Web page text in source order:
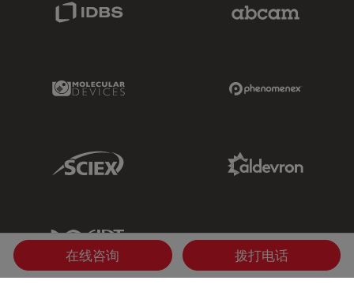
Molecular Devices Link
Sciex Link
IDT Link
在线咨询 拨打电话